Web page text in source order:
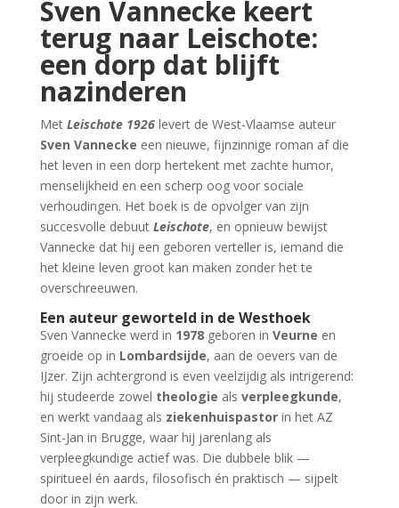
Sven Vannecke keert
terug naar Leischote:
een dorp dat blijft
nazinderen
Met Leischote 1926levert de West-Vlaamse auteur
Sven Vannecke een nieuwe, fijnzinnige roman af die
het leven in een dorp hertekent met zachte humor,
menselijkheid en een scherp oog voor sociale
verhoudingen. Het boek is de opvolger van zijn
succesvolle debuut Leischote, en opnieuw bewijst
Vannecke dat hij een geboren verteller is, iemand die
het kleine leven groot kan maken zonder het te
overschreeuwen.
Een auteur geworteld in de Westhoek
Sven Vannecke werd in 1978geboren in Veurne en
groeide op in Lombardsijde, aan de oevers van de
IJzer. Zijn achtergrond is even veelzijdig als intrigerend:
hij studeerde zowel theologie als verpleegkunde,
en werkt vandaag als ziekenhuispastorin het AZ
Sint-Jan in Brugge, waar hij jarenlang als
verpleegkundige actief was. Die dubbele blik —
spiritueel én aards, filosofisch én praktisch — sijpelt
door in zijn werk.